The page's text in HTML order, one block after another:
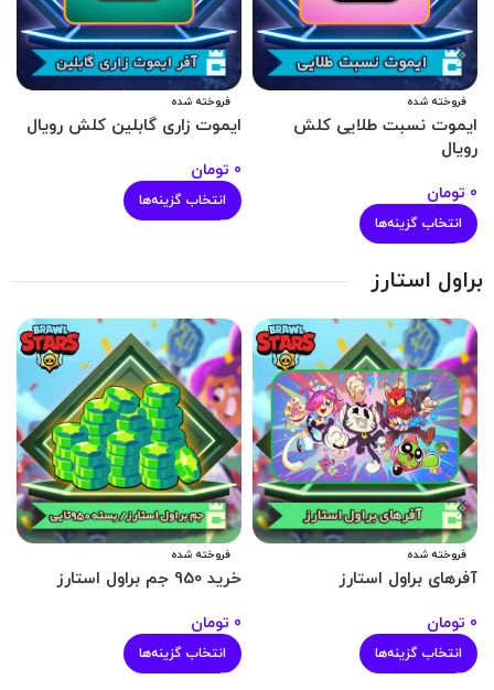
فروخته شده
ایموت نسبت طلایی کلش
رویال
0 تومان
انتخاب گزینه‌ها
فروخته شده
ایموت زاری گابلین کلش رویال
0 تومان
انتخاب گزینه‌ها
براول استارز
فروخته شده
آفرهای براول استارز
0 تومان
انتخاب گزینه‌ها
فروخته شده
خرید 950 جم براول استارز
0 تومان
انتخاب گزینه‌ها